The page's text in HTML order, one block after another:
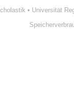
• Universität